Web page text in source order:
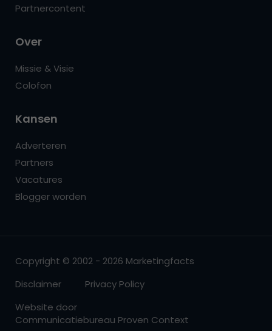
Partnercontent
Over
Missie & Visie
Colofon
Kansen
Adverteren
Partners
Vacatures
Blogger worden
Copyright © 2002 - 2026 Marketingfacts
Disclaimer
Privacy Policy
Website door
Communicatiebureau Proven Context